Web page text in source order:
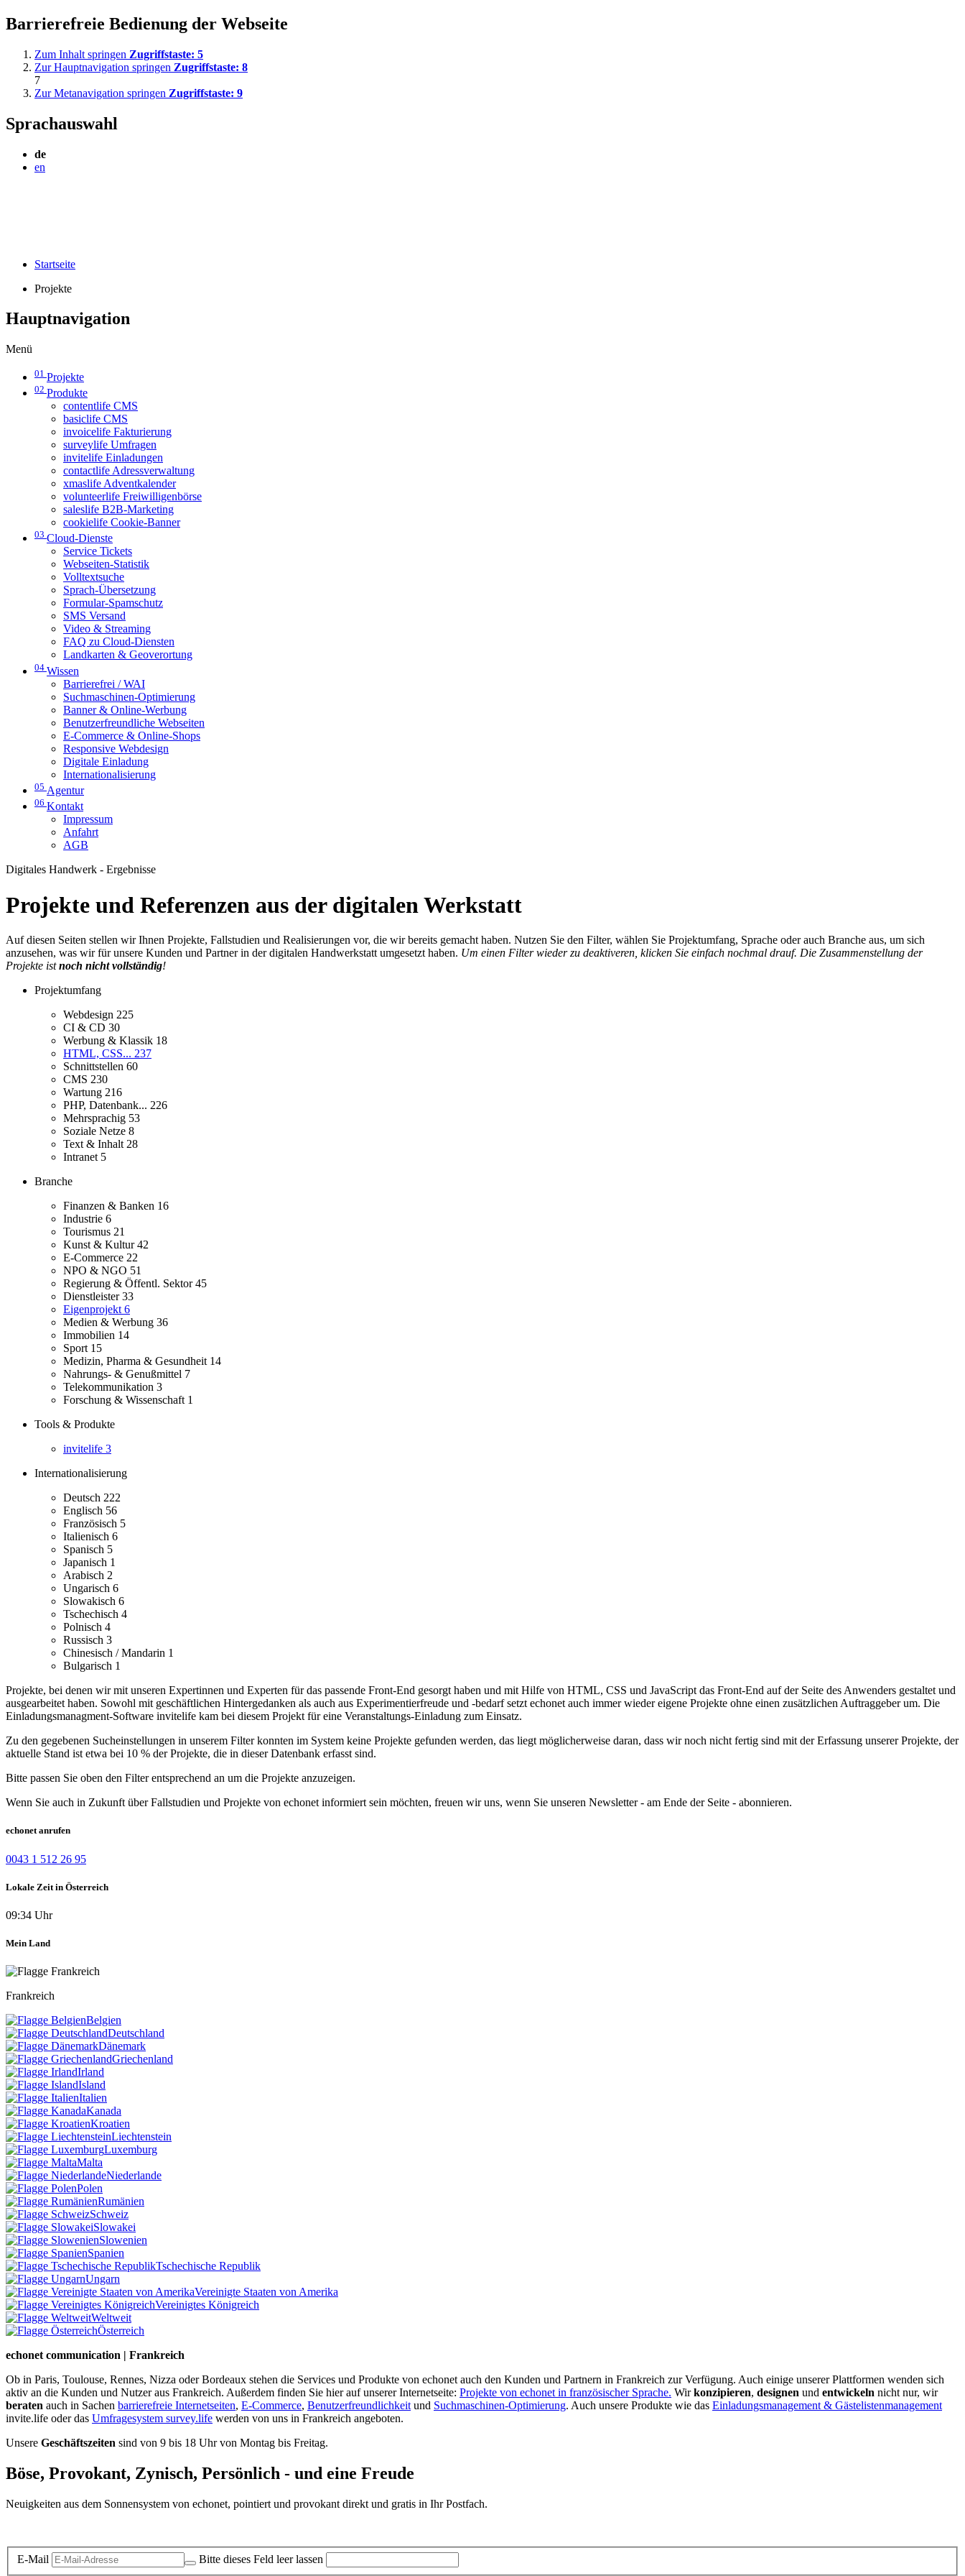
Barrierefreie Bedienung der Webseite
Zum Inhalt springen Zugriffstaste: 5
Zur Hauptnavigation springen Zugriffstaste: 8
7
Zur Metanavigation springen Zugriffstaste: 9
Sprachauswahl
de
en
Startseite
Projekte
Hauptnavigation
Menü
01 Projekte
02 Produkte
contentlife CMS
basiclife CMS
invoicelife Fakturierung
surveylife Umfragen
invitelife Einladungen
contactlife Adressverwaltung
xmaslife Adventkalender
volunteerlife Freiwilligenbörse
saleslife B2B-Marketing
cookielife Cookie-Banner
03 Cloud-Dienste
Service Tickets
Webseiten-Statistik
Volltextsuche
Sprach-Übersetzung
Formular-Spamschutz
SMS Versand
Video & Streaming
FAQ zu Cloud-Diensten
Landkarten & Geoverortung
04 Wissen
Barrierefrei / WAI
Suchmaschinen-Optimierung
Banner & Online-Werbung
Benutzerfreundliche Webseiten
E-Commerce & Online-Shops
Responsive Webdesign
Digitale Einladung
Internationalisierung
05 Agentur
06 Kontakt
Impressum
Anfahrt
AGB
Digitales Handwerk - Ergebnisse
Projekte und Referenzen aus der digitalen Werkstatt
Auf diesen Seiten stellen wir Ihnen Projekte, Fallstudien und Realisierungen vor, die wir bereits gemacht haben. Nutzen Sie den Filter, wählen Sie Projektumfang, Sprache oder auch Branche aus, um sich
anzusehen, was wir für unsere Kunden und Partner in der digitalen Handwerkstatt umgesetzt haben. Um einen Filter wieder zu deaktiveren, klicken Sie einfach nochmal drauf. Die Zusammenstellung der
Projekte istnoch nicht vollständig!
Projektumfang
Webdesign 225
CI & CD 30
Werbung & Klassik 18
HTML, CSS... 237
Schnittstellen 60
CMS 230
Wartung 216
PHP, Datenbank... 226
Mehrsprachig 53
Soziale Netze 8
Text & Inhalt 28
Intranet 5
Branche
Finanzen & Banken 16
Industrie 6
Tourismus 21
Kunst & Kultur42
E-Commerce 22
NPO & NGO 51
Regierung & Öffentl. Sektor45
Dienstleister33
Eigenprojekt 6
Medien & Werbung 36
Immobilien 14
Sport 15
Medizin, Pharma & Gesundheit 14
Nahrungs- & Genußmittel 7
Telekommunikation 3
Forschung & Wissenschaft 1
Tools & Produkte
invitelife 3
Internationalisierung
Deutsch 222
Englisch 56
Französisch 5
Italienisch 6
Spanisch 5
Japanisch 1
Arabisch 2
Ungarisch 6
Slowakisch 6
Tschechisch 4
Polnisch 4
Russisch 3
Chinesisch / Mandarin 1
Bulgarisch 1
Projekte, bei denen wir mit unseren Expertinnen und Experten für das passende Front-End gesorgt haben und mit Hilfe von HTML, CSS und JavaScript das Front-End auf der Seite des Anwenders gestaltet und
ausgearbeitet haben. Sowohl mit geschäftlichen Hintergedanken als auch aus Experimentierfreude und -bedarf setzt echonet auch immer wieder eigene Projekte ohne einen zusätzlichen Auftraggeber um. Die
Einladungsmanagment-Software invitelife kam bei diesem Projekt für eine Veranstaltungs-Einladung zum Einsatz.
Zu den gegebenen Sucheinstellungen in unserem Filter konnten im System keine Projekte gefunden werden, das liegt möglicherweise daran, dass wir noch nicht fertig sind mit der Erfassung unserer Projekte, der
aktuelle Stand ist etwa bei 10 % der Projekte, die in dieser Datenbank erfasst sind.
Bitte passen Sie oben den Filter entsprechend an um die Projekte anzuzeigen.
Wenn Sie auch in Zukunft über Fallstudien und Projekte von echonet informiert sein möchten, freuen wir uns, wenn Sie unseren Newsletter - am Ende der Seite - abonnieren.
echonet anrufen
0043 1 512 26 95
Lokale Zeit in Österreich
09:34 Uhr
Mein Land
Frankreich
Belgien
Deutschland
Dänemark
Griechenland
Irland
Island
Italien
Kanada
Kroatien
Liechtenstein
Luxemburg
Malta
Niederlande
Polen
Rumänien
Schweiz
Slowakei
Slowenien
Spanien
Tschechische Republik
Ungarn
Vereinigte Staaten von Amerika
Vereinigtes Königreich
Weltweit
Österreich
echonet communication | Frankreich
Ob in Paris, Toulouse, Rennes, Nizza oder Bordeaux stehen die Services und Produkte von echonet auch den Kunden und Partnern in Frankreich zur Verfügung. Auch einige unserer Plattformen wenden sich
aktiv an die Kunden und Nutzer aus Frankreich. Außerdem finden Sie hier auf unserer Internetseite: Projekte von echonet in französischer Sprache. Wirkonzipieren, designen und entwickeln nicht nur, wir
beraten auch in Sachen barrierefreie Internetseiten, E-Commerce, Benutzerfreundlichkeit und Suchmaschinen-Optimierung. Auch unsere Produkte wie das Einladungsmanagement & Gästelistenmanagement
invite.life oder das Umfragesystem survey.life werden von uns in Frankreich angeboten.
Unsere Geschäftszeiten sind von 9 bis 18 Uhr von Montag bis Freitag.
Böse, Provokant, Zynisch, Persönlich - und eine Freude
Neuigkeiten aus dem Sonnensystem von echonet, pointiert und provokant direkt und gratis in Ihr Postfach.
E-Mail Bitte dieses Feld leer lassen